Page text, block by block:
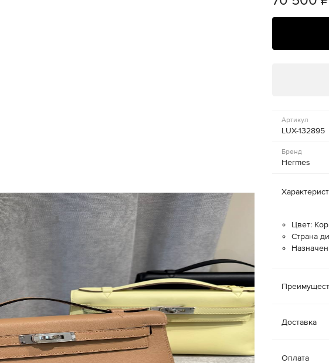
Артикул
LUX-132895
Бренд
Hermes
Цвет:
Страна
Доставка
Оплата